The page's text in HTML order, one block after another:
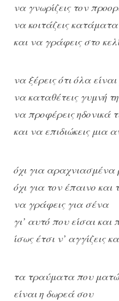
να γνωρίζεις τον
να κοιτάζεις κατάματα
και να γράφεις στο
να ξέρεις ότι όλα
να καταθέτεις γυμνή
να προφέρεις ηδονικά
και να επιδιώκεις μια
όχι για αραχνιασμένα
όχι για τον έπαινο και
να γράφεις για σένα
γι’ αυτό που είσαι και
ίσως έτσι ν’ αγγίζεις
τα τραύματα που
είναι η δωρεά σου